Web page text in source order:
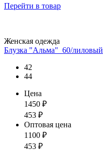
Перейти в товар
Женская одежда
Блузка "Альма"_60/лиловый
42
44
Цена
1450 ₽
453 ₽
Оптовая цена
1100 ₽
453 ₽